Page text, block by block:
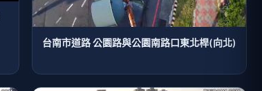
台南市道路 公園路與公園南路口東北桿(向北)